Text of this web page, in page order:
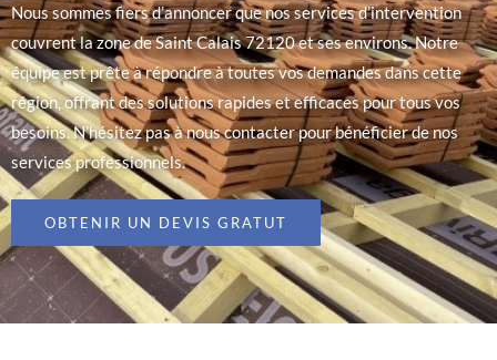
Nous sommes fiers d’annoncer que nos services d’intervention
couvrent la zone de Saint Calais 72120 et ses environs. Notre
équipe est prête à répondre à toutes vos demandes dans cette
région, offrant des solutions rapides et efficaces pour tous vos
besoins. N’hésitez pas à nous contacter pour bénéficier de nos
services professionnels.
OBTENIR UN DEVIS GRATUT